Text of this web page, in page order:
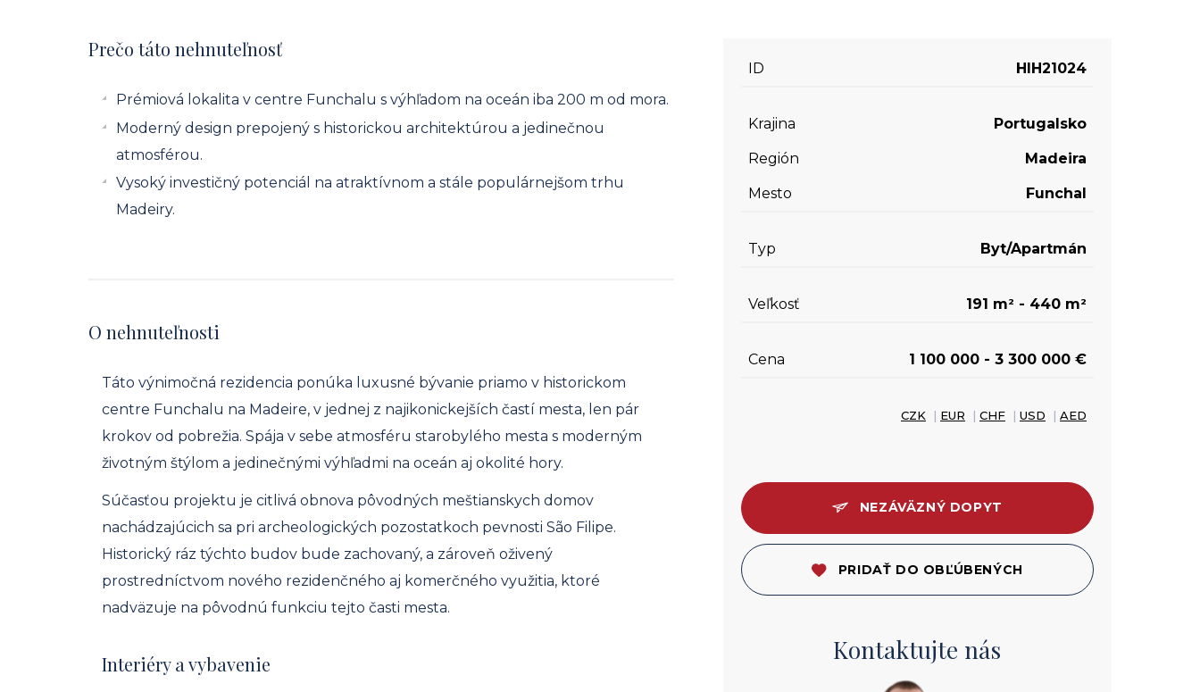
Prečo táto nehnuteľnosť
Prémiová lokalita v centre Funchalu s výhľadom na oceán iba 200 m od mora.
Moderný design prepojený s historickou architektúrou a jedinečnou
atmosférou.
Vysoký investičný potenciál na atraktívnom a stále populárnejšom trhu
Madeiry.
O nehnuteľnosti
Táto výnimočná rezidencia ponúka luxusné bývanie priamo v historickom
centre Funchalu na Madeire, v jednej z najikonickejších častí mesta, len pár
krokov od pobrežia. Spája v sebe atmosféru starobylého mesta s moderným
životným štýlom a jedinečnými výhľadmi na oceán aj okolité hory.
Súčasťou projektu je citlivá obnova pôvodných meštianskych domov
nachádzajúcich sa pri archeologických pozostatkoch pevnosti São Filipe.
Historický ráz týchto budov bude zachovaný, a zároveň oživený
prostredníctvom nového rezidenčného aj komerčného využitia, ktoré
nadväzuje na pôvodnú funkciu tejto časti mesta.
Interiéry a vybavenie
ID HIH21024
Krajina Portugalsko
Región Madeira
Mesto Funchal
Typ Byt/Apartmán
Veľkosť 191 m2 - 440 m2
Cena 1 100 000 - 3 300 000 €
CZK| EUR | CHF| USD | AED
NEZÁVÄZNÝ DOPYT
PRIDAŤ DO OBĽÚBENÝCH
Kontaktujte nás